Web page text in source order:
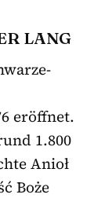
LANG
eröffnet.
1.800
Anioł
Boże